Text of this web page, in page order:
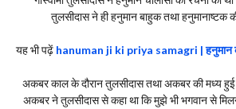
तुलसीदास ने ही हनुमान बाहुक तथा हनुमानाष्टक
यह भी पढ़ें hanuman ji ki priya samagri | हनुमान
अकबर काल के दौरान तुलसीदास तथा अकबर की मध्य
अकबर ने तुलसीदास से कहा था कि मुझे भी भगवान से